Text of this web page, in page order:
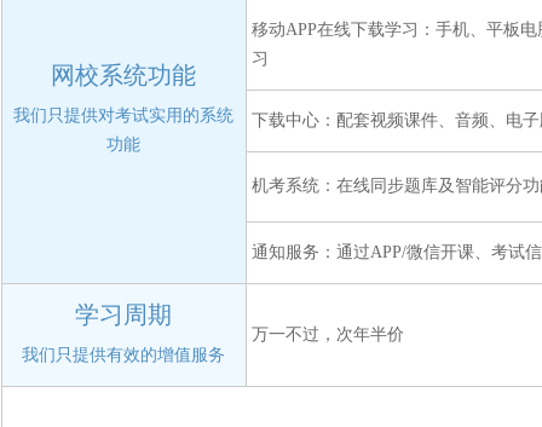
网校系统功能
我们只提供对考试实用的系统
功能
移动APP在线下载学习：手机、平板
习
下载中心：配套视频课件、音频、电
机考系统：在线同步题库及智能评分
通知服务：通过APP/微信开课、考试
学习周期
我们只提供有效的增值服务
万一不过，次年半价